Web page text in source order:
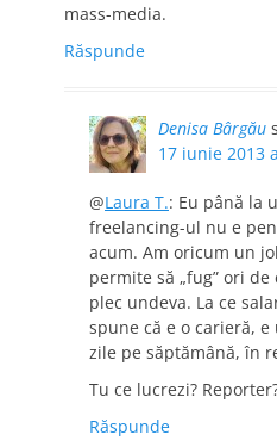
mass-media.
Răspunde
Denisa Bârgău
17 iunie 2013
@Laura T.: Eu până la
freelancing-ul nu e
acum. Am oricum un
permite să „fug” ori
plec undeva. La ce
spune că e o carieră,
zile pe săptămână, în
Tu ce lucrezi?
Răspunde